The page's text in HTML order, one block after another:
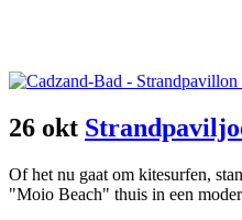
26 okt
Of het nu gaat om kitesurfen,
"Moio Beach" thuis in een